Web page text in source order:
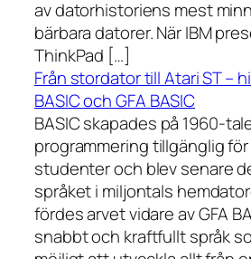
av datorhistoriens mest
bärbara datorer. När IBM
ThinkPad […]
Från stordator till Atari ST –
BASIC och GFA BASIC
BASIC skapades på 1960-
programmering tillgänglig för
studenter och blev senare
språket i miljontals
fördes arvet vidare av GFA
snabbt och kraftfullt språk